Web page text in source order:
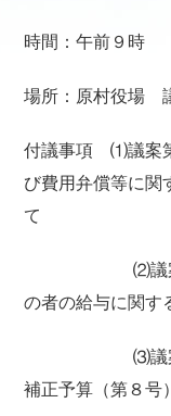
時間：午前９時
場所：原村役場
付議事項 ⑴議案
び費用弁償等に関
て
⑵議案第２
の者の給与に関す
⑶議案第３
補正予算（第８号